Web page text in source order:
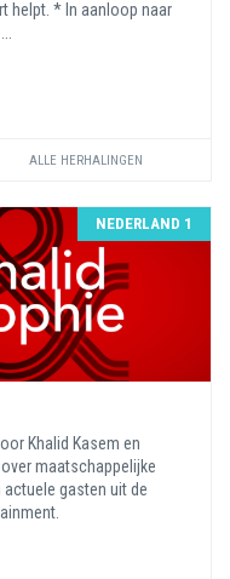
helpt. * In aanloop naar
ALLE HERHALINGEN
NEDERLAND 1
Khalid Kasem en
maatschappelijke
gasten uit de